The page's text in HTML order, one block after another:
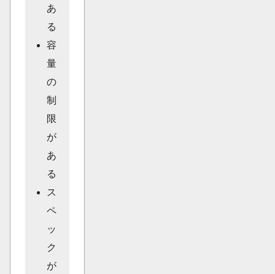
あ
る
容
量
の
制
限
が
あ
る
ス
ペ
ッ
ク
が